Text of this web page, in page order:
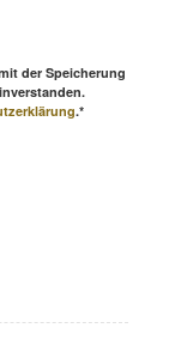
der Speicherung
.*